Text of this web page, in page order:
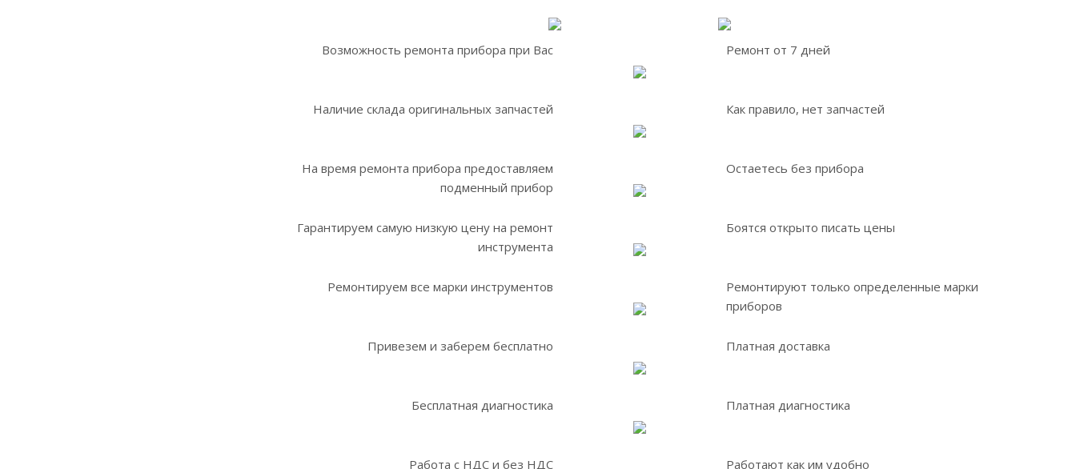
Возможность ремонта прибора при Вас
Наличие склада оригинальных запчастей
На время ремонта прибора предоставляем
подменный прибор
Гарантируем самую низкую цену на ремонт
инструмента
Ремонтируем все марки инструментов
Привезем и заберем бесплатно
Бесплатная диагностика
Работа с НДС и без НДС
Ремонт от 7 дней
Как правило, нет запчастей
Остаетесь без прибора
Боятся открыто писать цены
Ремонтируют только определенные марки
приборов
Платная доставка
Платная диагностика
Работают как им удобно